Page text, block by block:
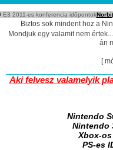
E3 2011-es konferencia idôpontok
Biztos sok mindent hoz a
Mondjuk egy valamit nem
án
[
Aki felvesz valamelyik
Nintendo
Nintendo
Xbox-os
PS-es